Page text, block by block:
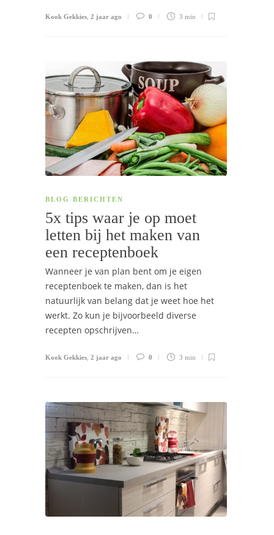
Kook Gekkies 2 jaar ago 0 3 min
BLOG BERICHTEN
5x tips waar je op moet
letten bij het maken van
een receptenboek
Wanneer je van plan bent om je eigen
receptenboek te maken, dan is het
natuurlijk van belang dat je weet hoe het
werkt. Zo kun je bijvoorbeeld diverse
recepten opschrijven…
Kook Gekkies 2 jaar ago 0 3 min